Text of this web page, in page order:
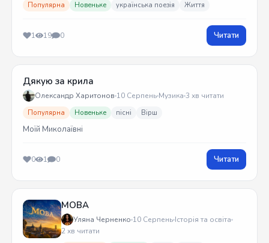
Популярна Новеньке українська поезія Життя
1 19 0 Читати
Дякую за крила
Олександр Харитонов 10 Серпень Музика 3 хв читати
Популярна Новеньке пісні Вірш
Моїй Миколаївні
0 1 0 Читати
МОВА
Уляна Черненко 10 Серпень Історія та освіта
2 хв читати